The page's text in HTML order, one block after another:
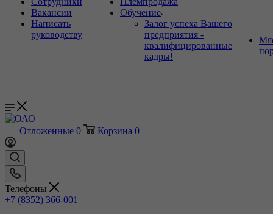
Вакансии
Написать
руководству
Обучение
Залог успеха Вашего
предприятия -
квалифицированные
кадры!
Отложенные 0 Корзина 0
Телефоны
+7 (8352) 366-001